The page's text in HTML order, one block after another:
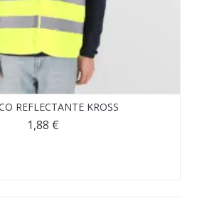
REFLECTANTE KROSS
1,88 €